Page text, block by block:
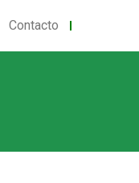
Contacto